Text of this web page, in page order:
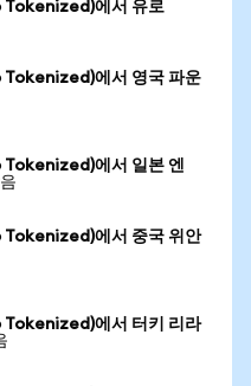
에서 유로
에서 영국 파운
에서 일본 엔
에서 중국 위안
에서 터키 리라